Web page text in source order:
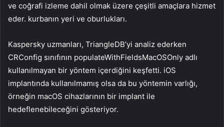
ve coğrafi izleme dahil olmak üzere çeşitli amaçlara hizmet
eder. kurbanın yeri ve oburlukları.
Kaspersky uzmanları, TriangleDB’yi analiz ederken
CRConfig sınıfının populateWithFieldsMacOSOnly adlı
kullanılmayan bir yöntem içerdiğini keşfetti. iOS
implantında kullanılmamış olsa da bu yöntemin varlığı,
örneğin macOS cihazlarının bir implant ile
hedeflenebileceğini gösteriyor.